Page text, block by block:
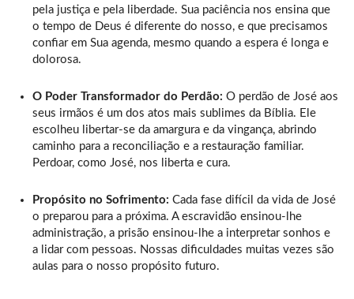
pela justiça e pela liberdade. Sua paciência nos ensina que
o tempo de Deus é diferente do nosso, e que precisamos
confiar em Sua agenda, mesmo quando a espera é longa e
dolorosa.
O Poder Transformador do Perdão: O perdão de José aos
seus irmãos é um dos atos mais sublimes da Bíblia. Ele
escolheu libertar-se da amargura e da vingança, abrindo
caminho para a reconciliação e a restauração familiar.
Perdoar, como José, nos liberta e cura.
Propósito no Sofrimento: Cada fase difícil da vida de José
o preparou para a próxima. A escravidão ensinou-lhe
administração, a prisão ensinou-lhe a interpretar sonhos e
a lidar com pessoas. Nossas dificuldades muitas vezes são
aulas para o nosso propósito futuro.